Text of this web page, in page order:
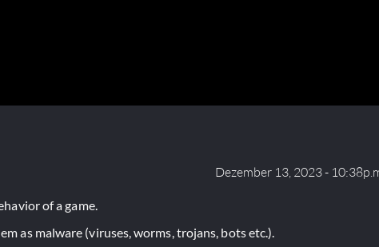
Dezember 13, 2023 -
of a game.
as malware (viruses, worms, trojans, bots etc.).